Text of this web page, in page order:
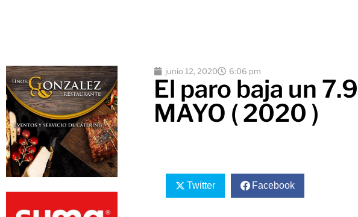
junio 12, 2020 6:06 pm
El paro baja un
MAYO ( 2020 )
Twitter Facebook